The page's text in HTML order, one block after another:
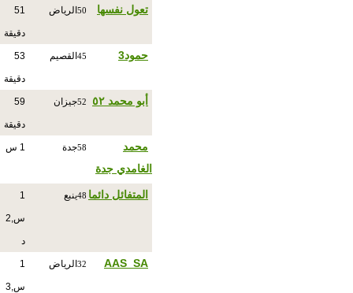
تعول نفسها 50 الرياض 51
دقيقة
حمود3 45 القصيم 53
دقيقة
أبو محمد ٥٢ 52جيزان 59
دقيقة
محمد
الغامدي جدة
58جدة 1 س
المتفائل دائما 48ينبع 1
س,2
د
AAS_SA
32 الرياض 1
س,3